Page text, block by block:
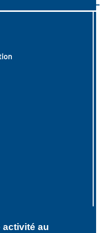
activité au